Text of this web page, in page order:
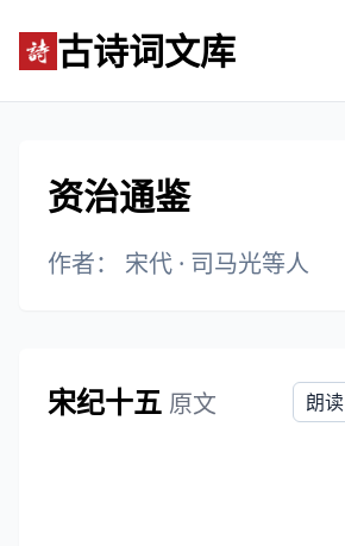
古诗词文库
资治通鉴
作者： 宋代 · 司马光等人
宋纪十五 原文 朗读